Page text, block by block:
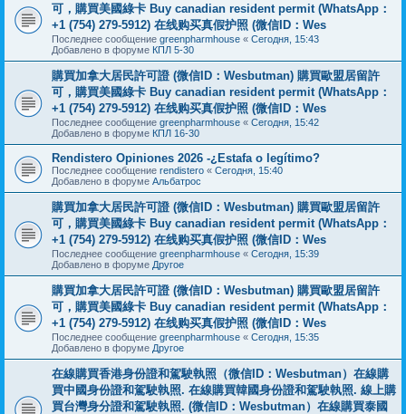
可，購買美國綠卡 Buy canadian resident permit (WhatsApp：
+1 (754) 279-5912) 在线购买真假护照 (微信ID：Wes
Последнее сообщение greenpharmhouse « Сегодня, 15:43
Добавлено в форуме КПЛ 5-30
購買加拿大居民許可證 (微信ID：Wesbutman) 購買歐盟居留許
可，購買美國綠卡 Buy canadian resident permit (WhatsApp：
+1 (754) 279-5912) 在线购买真假护照 (微信ID：Wes
Последнее сообщение greenpharmhouse « Сегодня, 15:42
Добавлено в форуме КПЛ 16-30
Rendistero Opiniones 2026 -¿Estafa o legítimo?
Последнее сообщение rendistero « Сегодня, 15:40
Добавлено в форуме Альбатрос
購買加拿大居民許可證 (微信ID：Wesbutman) 購買歐盟居留許
可，購買美國綠卡 Buy canadian resident permit (WhatsApp：
+1 (754) 279-5912) 在线购买真假护照 (微信ID：Wes
Последнее сообщение greenpharmhouse « Сегодня, 15:39
Добавлено в форуме Другое
購買加拿大居民許可證 (微信ID：Wesbutman) 購買歐盟居留許
可，購買美國綠卡 Buy canadian resident permit (WhatsApp：
+1 (754) 279-5912) 在线购买真假护照 (微信ID：Wes
Последнее сообщение greenpharmhouse « Сегодня, 15:35
Добавлено в форуме Другое
在線購買香港身份證和駕駛執照（微信ID：Wesbutman）在線購
買中國身份證和駕駛執照. 在線購買韓國身份證和駕駛執照. 線上購
買台灣身分證和駕駛執照. (微信ID：Wesbutman）在線購買泰國